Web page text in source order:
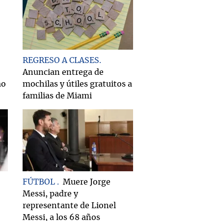
REGRESO A CLASES
Anuncian entrega de
mochilas y útiles gratuitos a
familias de Miami
FÚTBOL
Muere Jorge
Messi, padre y
representante de Lionel
Messi, a los 68 años